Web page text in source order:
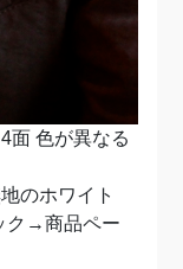
面 色が異なる
のホワイト
ク→商品ペー